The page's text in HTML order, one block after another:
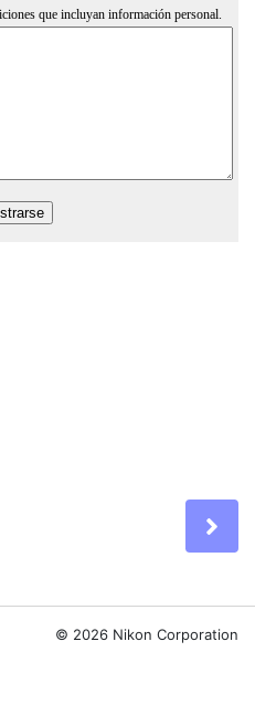
© 2026 Nikon Corporation